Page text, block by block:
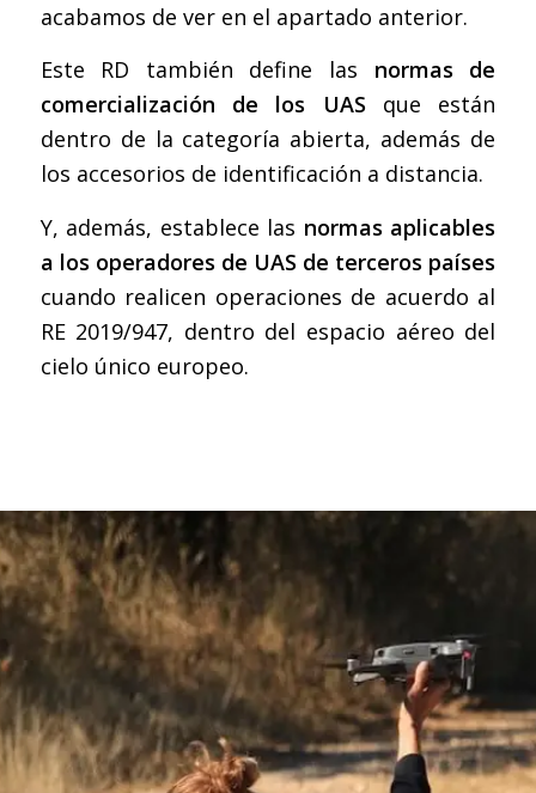
acabamos de ver en el apartado anterior.
Este RD también define las normas de
comercialización de los UAS que están
dentro de la categoría abierta, además de
los accesorios de identificación a distancia.
Y, además, establece las normas aplicables
a los operadores de UAS de terceros países
cuando realicen operaciones de acuerdo al
RE 2019/947, dentro del espacio aéreo del
cielo único europeo.